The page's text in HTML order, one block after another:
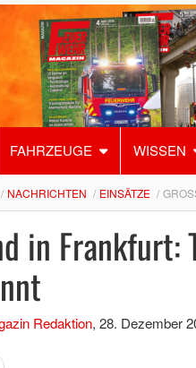
FAHRZEUGE WISSEN
NACHRICHTEN EINSÄTZE
in Frankfurt:
Redaktion, 28. Dezember